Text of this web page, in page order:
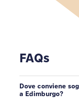
FAQs
Dove conviene
a Edimburgo?